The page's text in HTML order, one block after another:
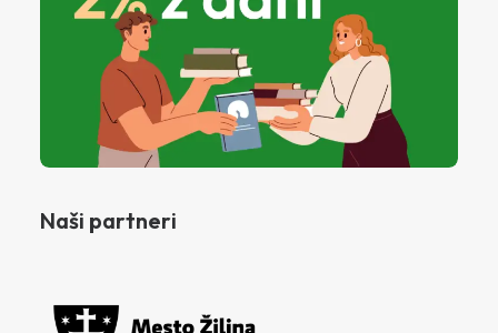
Naši partneri